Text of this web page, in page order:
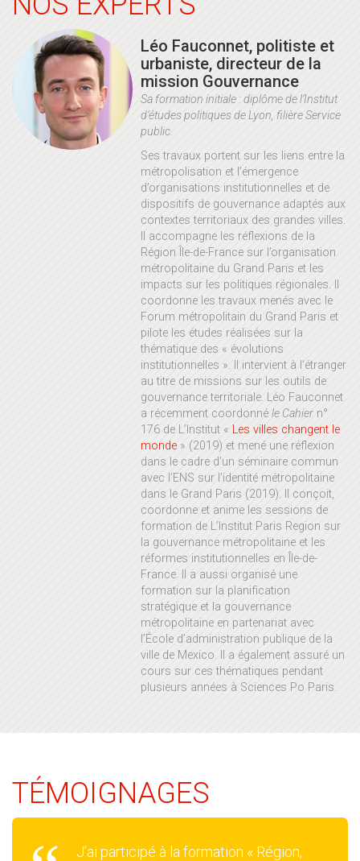
Léo Fauconnet, politiste et
urbaniste, directeur de la
mission Gouvernance
Sa formation initiale : diplôme de l’Institut
d’études politiques de Lyon, filière Service
public.
Ses travaux portent sur les liens entre la
métropolisation et l’émergence
d’organisations institutionnelles et de
dispositifs de gouvernance adaptés aux
contextes territoriaux des grandes villes.
Il accompagne les réflexions de la
Région Île-de-France sur l’organisation
métropolitaine du Grand Paris et les
impacts sur les politiques régionales. Il
coordonne les travaux menés avec le
Forum métropolitain du Grand Paris et
pilote les études réalisées sur la
thématique des « évolutions
institutionnelles ». Il intervient à l’étranger
au titre de missions sur les outils de
gouvernance territoriale. Léo Fauconnet
a récemment coordonné le Cahier n°
176 de L’Institut « Les villes changent le
monde » (2019) et mené une réflexion
dans le cadre d’un séminaire commun
avec l’ENS sur l’identité métropolitaine
dans le Grand Paris (2019). Il conçoit,
coordonne et anime les sessions de
formation de L’Institut Paris Region sur
la gouvernance métropolitaine et les
réformes institutionnelles en Île-de-
France. Il a aussi organisé une
formation sur la planification
stratégique et la gouvernance
métropolitaine en partenariat avec
l’École d’administration publique de la
ville de Mexico. Il a également assuré un
cours sur ces thématiques pendant
plusieurs années à Sciences Po Paris.
TÉMOIGNAGES
J’ai participé à la formation « Région,